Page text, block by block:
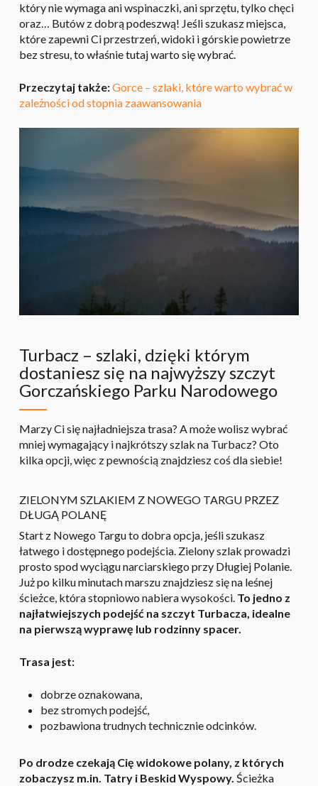
który nie wymaga ani wspinaczki, ani sprzętu, tylko chęci
oraz… Butów z dobrą podeszwą! Jeśli szukasz miejsca,
które zapewni Ci przestrzeń, widoki i górskie powietrze
bez stresu, to właśnie tutaj warto się wybrać.
Przeczytaj także:Gorce – szlaki, które warto wybrać w
zależności od stopnia zaawansowania
Turbacz – szlaki, dzięki którym
dostaniesz się na najwyższy szczyt
Gorczańskiego Parku Narodowego
Marzy Ci się najładniejsza trasa? A może wolisz wybrać
mniej wymagający i najkrótszy szlak na Turbacz? Oto
kilka opcji, więc z pewnością znajdziesz coś dla siebie!
ZIELONYM SZLAKIEM Z NOWEGO TARGU PRZEZ
DŁUGĄ POLANĘ
Start z Nowego Targu to dobra opcja, jeśli szukasz
łatwego i dostępnego podejścia. Zielony szlak prowadzi
prosto spod wyciągu narciarskiego przy Długiej Polanie.
Już po kilku minutach marszu znajdziesz się na leśnej
ścieżce, która stopniowo nabiera wysokości. To jedno z
najłatwiejszych podejść na szczyt Turbacza, idealne
na pierwszą wyprawę lub rodzinny spacer.
Trasa jest:
dobrze oznakowana,
bez stromych podejść,
pozbawiona trudnych technicznie odcinków.
Po drodze czekają Cię widokowe polany, z których
zobaczysz m.in. Tatry i Beskid Wyspowy. Ścieżka